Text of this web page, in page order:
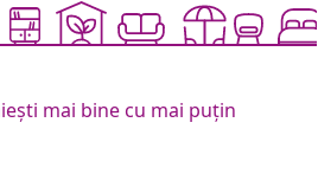
mai bine cu mai puțin